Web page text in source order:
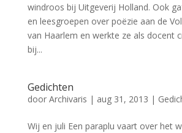
windroos bij Uitgeverij Holland. Ook
en leesgroepen over poëzie aan de
van Haarlem en werkte ze als docent
bij...
Gedichten
door Archivaris | aug 31, 2013 |
Wij en juli Een paraplu vaart over het